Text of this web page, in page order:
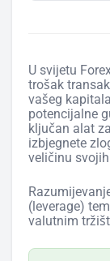
U svijetu
trošak
vašeg
potencijalne
ključan alat
izbjegnete
veličinu
(leverage)
valutnim